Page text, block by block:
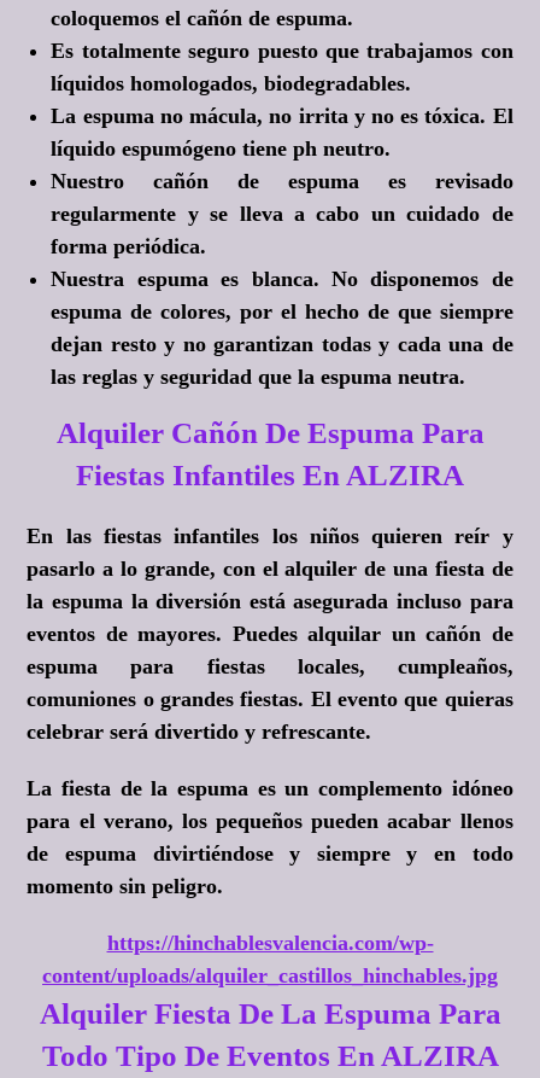
coloquemos el cañón de espuma.
Es totalmente seguro puesto que trabajamos con
líquidos homologados, biodegradables.
La espuma no mácula, no irrita y no es tóxica. El
líquido espumógeno tiene ph neutro.
Nuestro cañón de espuma es revisado
regularmente y se lleva a cabo un cuidado de
forma periódica.
Nuestra espuma es blanca. No disponemos de
espuma de colores, por el hecho de que siempre
dejan resto y no garantizan todas y cada una de
las reglas y seguridad que la espuma neutra.
Alquiler Cañón De Espuma Para
Fiestas Infantiles En ALZIRA
En las fiestas infantiles los niños quieren reír y
pasarlo a lo grande, con el alquiler de una fiesta de
la espuma la diversión está asegurada incluso para
eventos de mayores. Puedes alquilar un cañón de
espuma para fiestas locales, cumpleaños,
comuniones o grandes fiestas. El evento que quieras
celebrar será divertido y refrescante.
La fiesta de la espuma es un complemento idóneo
para el verano, los pequeños pueden acabar llenos
de espuma divirtiéndose y siempre y en todo
momento sin peligro.
https://hinchablesvalencia.com/wp-
content/uploads/alquiler_castillos_hinchables.jpg
Alquiler Fiesta De La Espuma Para
Todo Tipo De Eventos En ALZIRA